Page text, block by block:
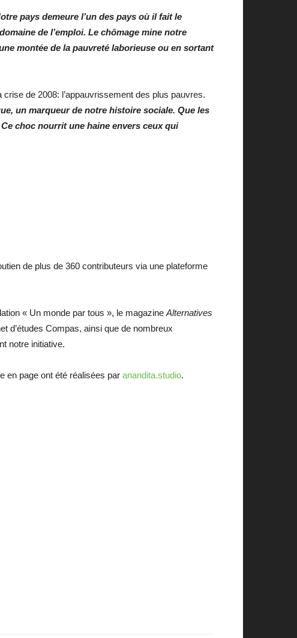
pays demeure l’un des pays où il fait le
de l’emploi. Le chômage mine notre
montée de la pauvreté laborieuse ou en sortant
de 2008: l’appauvrissement des plus pauvres.
un marqueur de notre histoire sociale. Que les
choc nourrit une haine envers ceux qui
de plus de 360 contributeurs via une plateforme
« Un monde par tous », le magazine Alternatives
d’études Compas, ainsi que de nombreux
notre initiative.
en page ont été réalisées par anandita.studio.